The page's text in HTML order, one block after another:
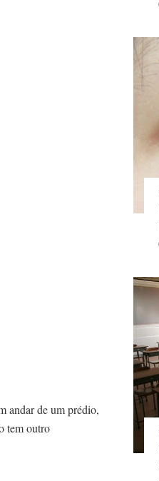
andar de um prédio,
tem outro